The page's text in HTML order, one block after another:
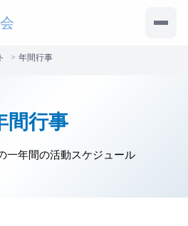
年間行事
間行事
一年間の活動スケジュール